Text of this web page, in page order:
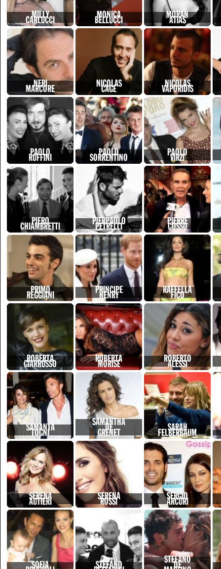
MILLY
CARLUCCI MONICA
BELLUCCI MORAN
ATIAS
NERI
MARCORE NICOLAS
CAGE NICOLAS
VAPORIDIS
PAOLO
RUFFINI PAOLO
SORRENTINO PAOLO
VIRZI
PIERO
CHIAMBRETTI PIERPAOLO
PETRELLI PIERRE
COSSO
PRIMO
REGGIANI PRINCIPE
HENRY RAFFELLA
FICO
ROBERTA
GIARRUSSO ROBERTA
MORISE ROBERTO
ALESSI
SAMANTA
TOGNI
SAMANTHA
DE
GRENET SARAH
FELBERBAUM
SERENA
AUTIERI SERENA
ROSSI SERGIO
ARCURI
SOFIA STEFANO STEFANO
DE